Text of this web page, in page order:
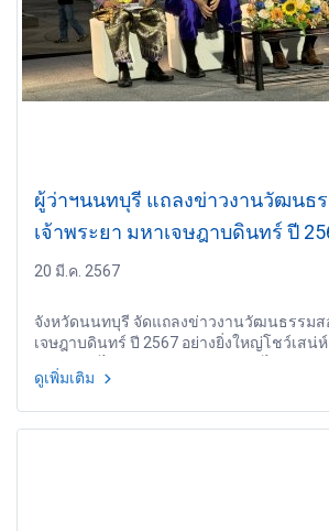
ผู้ว่าฯนนทบุรี แถลงข่าวงานวัฒนธ
เจ้าพระยา มหาเจษฎาบดินทร์ ปี
20 มี.ค. 2567
จังหวัดนนทบุรี จัดแถลงข่าวงานวัฒนธรรมส
เจษฎาบดินทร์ ปี 2567 อย่างยิ่งใหญ่โชว์เส
ดูเพิ่มเติม